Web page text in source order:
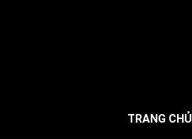
TRANG CHỦ